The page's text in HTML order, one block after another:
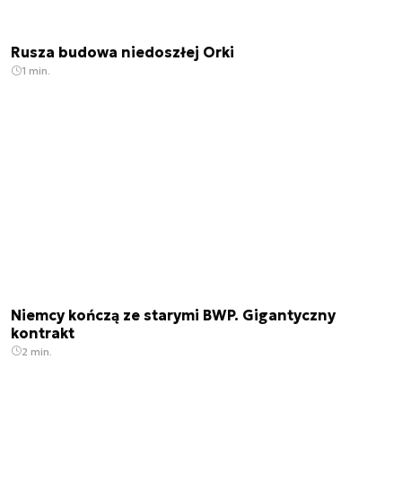
Rusza budowa niedoszłej Orki
1 min.
Niemcy kończą ze starymi BWP. Gigantyczny
kontrakt
2 min.